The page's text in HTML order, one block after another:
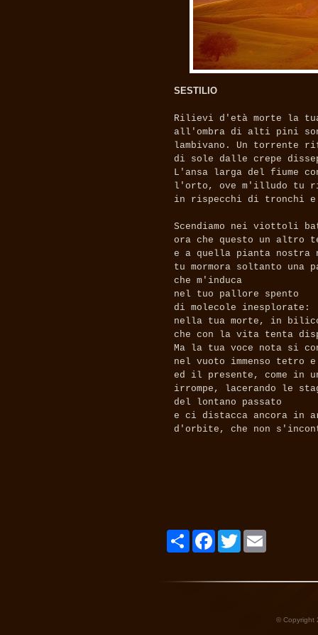
SESTILIO
Rilievi d'età morte la
all'ombra di alti pini
lambivano. Un torrente
di sole dalle crepe
L'ansa larga del fiume
l'orto, ove m'illudo tu
in rispecchi di tronchi
Scendiamo nei viottoli
ora che questo un altro
e a quella pianta nostra
tu mormora soltanto una
che m'induca
nel tuo pallore spento
di molecole inesplorate:
nella tua morte, in
che con la vita tenta
Ma la tua voce nota si
nel vuoto immenso tetro
ed il presente, come in
irrompe, lacerando le
del lontano passato
e ci distacca ancora in
d'orbite, che non
Share FacebookTwitter
© Copyright